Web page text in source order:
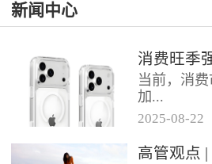
新闻中心
当前，消
加...
各类促销节
2025-08-22